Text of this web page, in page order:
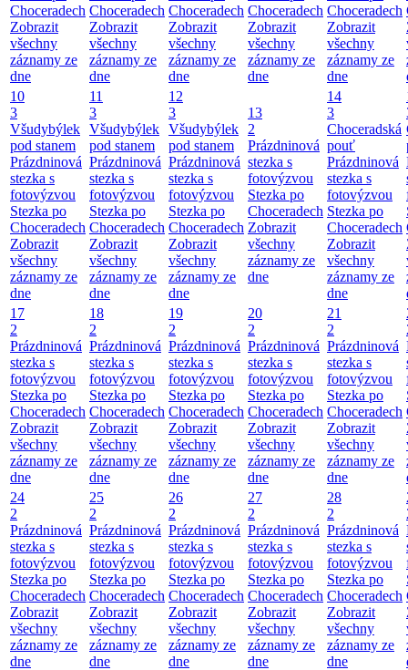
Choceradech
Zobrazit
všechny
záznamy ze
dne
Choceradech
Zobrazit
všechny
záznamy ze
dne
Choceradech
Zobrazit
všechny
záznamy ze
dne
Choceradech
Zobrazit
všechny
záznamy ze
dne
Choceradech
Zobrazit
všechny
záznamy ze
dne
10
3
Všudybýlek
pod stanem
Prázdninová
stezka s
fotovýzvou
Stezka po
Choceradech
Zobrazit
všechny
záznamy ze
dne
11
3
Všudybýlek
pod stanem
Prázdninová
stezka s
fotovýzvou
Stezka po
Choceradech
Zobrazit
všechny
záznamy ze
dne
12
3
Všudybýlek
pod stanem
Prázdninová
stezka s
fotovýzvou
Stezka po
Choceradech
Zobrazit
všechny
záznamy ze
dne
13
2
Prázdninová
stezka s
fotovýzvou
Stezka po
Choceradech
Zobrazit
všechny
záznamy ze
dne
14
3
Choceradská
pouť
Prázdninová
stezka s
fotovýzvou
Stezka po
Choceradech
Zobrazit
všechny
záznamy ze
dne
17
2
Prázdninová
stezka s
fotovýzvou
Stezka po
Choceradech
Zobrazit
všechny
záznamy ze
dne
18
2
Prázdninová
stezka s
fotovýzvou
Stezka po
Choceradech
Zobrazit
všechny
záznamy ze
dne
19
2
Prázdninová
stezka s
fotovýzvou
Stezka po
Choceradech
Zobrazit
všechny
záznamy ze
dne
20
2
Prázdninová
stezka s
fotovýzvou
Stezka po
Choceradech
Zobrazit
všechny
záznamy ze
dne
21
2
Prázdninová
stezka s
fotovýzvou
Stezka po
Choceradech
Zobrazit
všechny
záznamy ze
dne
24
2
Prázdninová
stezka s
fotovýzvou
Stezka po
Choceradech
Zobrazit
všechny
záznamy ze
dne
25
2
Prázdninová
stezka s
fotovýzvou
Stezka po
Choceradech
Zobrazit
všechny
záznamy ze
dne
26
2
Prázdninová
stezka s
fotovýzvou
Stezka po
Choceradech
Zobrazit
všechny
záznamy ze
dne
27
2
Prázdninová
stezka s
fotovýzvou
Stezka po
Choceradech
Zobrazit
všechny
záznamy ze
dne
28
2
Prázdninová
stezka s
fotovýzvou
Stezka po
Choceradech
Zobrazit
všechny
záznamy ze
dne